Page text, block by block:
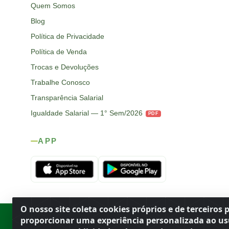
O nosso site coleta cookies próprios e de terceiros
proporcionar uma experiência personalizada ao
Quem Somos
Blog
Política de Privacidade
Política de Venda
Trocas e Devoluções
Trabalhe Conosco
Transparência Salarial
Igualdade Salarial — 1° Sem/2026
PDF
APP
Rod. SP-215, s/n, km 98 — Área Rural Porto Ferreira/ ·